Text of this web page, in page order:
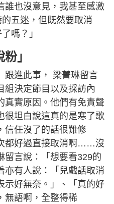
誰也沒意見，我甚至感激
五迷，但既然要取消
嗎？」
」
跟進此事， 梁菁琳留言
組決定節目以及採訪內
真實原因。他們有免責聲
很坦白說這真的是寒了歌
信任沒了的話很難修
都好過直接取消啊……沒
留言說：「想要看329的
亦有人說：「兒戲話取消
示好無奈。」、「真的好
無語啊，全整得稀